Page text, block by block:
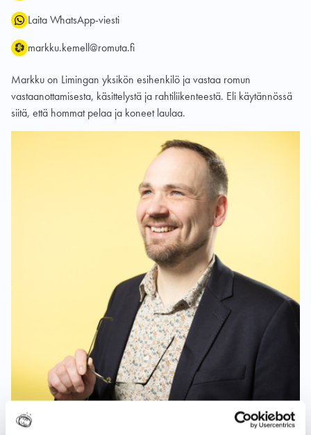
Laita WhatsApp-viesti
markku.kemell@romuta.fi
Markku on Limingan yksikön esihenkilö ja vastaa romun
vastaanottamisesta, käsittelystä ja rahtiliikenteestä. Eli käytännössä
siitä, että hommat pelaa ja koneet laulaa.